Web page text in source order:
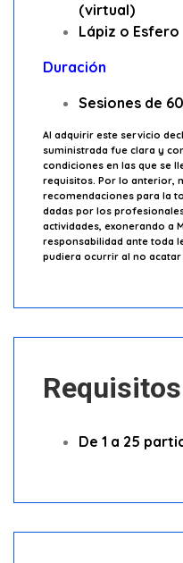
(virtual)
Lápiz o Esfero
Duración
Sesiones de
Al adquirir este servicio
suministrada fue clara y
condiciones en las que se
requisitos. Por lo anterior,
recomendaciones para la
dadas por los
actividades, exonerando a
responsabilidad ante toda
pudiera ocurrir al no
Requisitos
De 1 a 25